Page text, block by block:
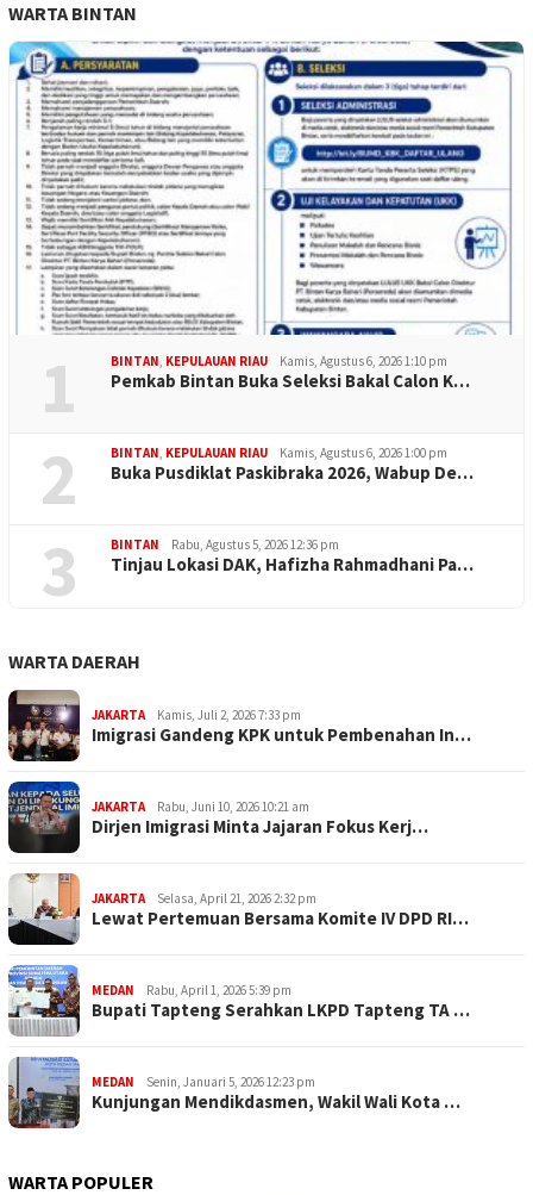
WARTA BINTAN
1 BINTAN, KEPULAUAN RIAU Kamis, Agustus 6, 2026 1:10 pm
Pemkab Bintan Buka Seleksi Bakal Calon K…
2 BINTAN, KEPULAUAN RIAU Kamis, Agustus 6, 2026 1:00 pm
Buka Pusdiklat Paskibraka 2026, Wabup De…
3 BINTAN Rabu, Agustus 5, 2026 12:36 pm
Tinjau Lokasi DAK, Hafizha Rahmadhani Pa…
WARTA DAERAH
JAKARTA Kamis, Juli 2, 2026 7:33 pm
Imigrasi Gandeng KPK untuk Pembenahan In…
JAKARTA Rabu, Juni 10, 2026 10:21 am
Dirjen Imigrasi Minta Jajaran Fokus Kerj…
JAKARTA Selasa, April 21, 2026 2:32 pm
Lewat Pertemuan Bersama Komite IV DPD RI…
MEDAN Rabu, April 1, 2026 5:39 pm
Bupati Tapteng Serahkan LKPD Tapteng TA …
MEDAN Senin, Januari 5, 2026 12:23 pm
Kunjungan Mendikdasmen, Wakil Wali Kota …
WARTA POPULER